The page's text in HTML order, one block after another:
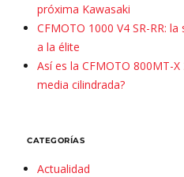
próxima Kawasaki
CFMOTO 1000 V4 SR-RR:
a la élite
Así es la CFMOTO 800MT-
media cilindrada?
CATEGORÍAS
Actualidad